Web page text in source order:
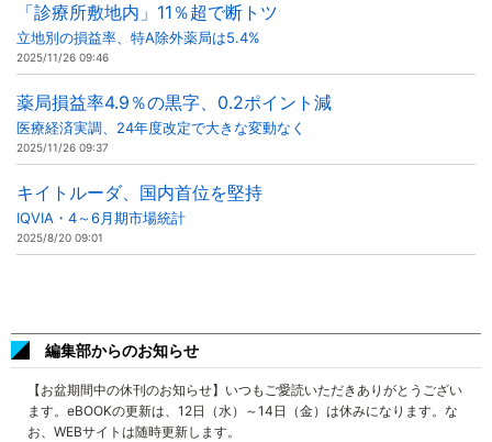
「診療所敷地内」11％超で断トツ
立地別の損益率、特A除外薬局は5.4%
2025/11/26 09:46
薬局損益率4.9％の黒字、0.2ポイント減
医療経済実調、24年度改定で大きな変動なく
2025/11/26 09:37
キイトルーダ、国内首位を堅持
IQVIA・4～6月期市場統計
2025/8/20 09:01
編集部からのお知らせ
【お盆期間中の休刊のお知らせ】いつもご愛読いただきありがとうござい
ます。eBOOKの更新は、12日（水）～14日（金）は休みになります。な
お、WEBサイトは随時更新します。